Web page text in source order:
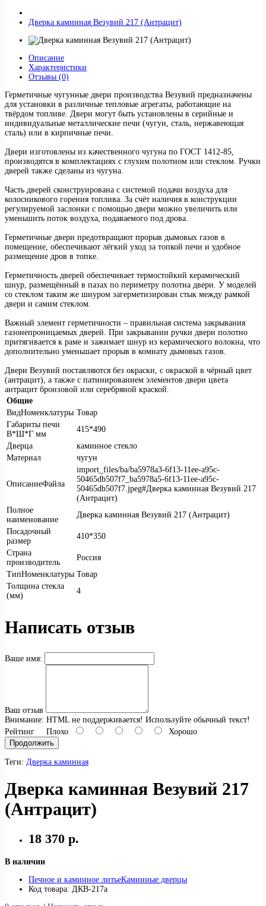
Дверка каминная Везувий 217 (Антрацит)
Описание
Характеристики
Отзывы (0)
Герметичные чугунные двери производства Везувий предназначены
для установки в различные тепловые агрегаты, работающие на
твёрдом топливе. Двери могут быть установлены в серийные и
индивидуальные металлические печи (чугун, сталь, нержавеющая
сталь) или в кирпичные печи.
Двери изготовлены из качественного чугуна по ГОСТ 1412-85,
производятся в комплектациях с глухим полотном или стеклом. Ручки
дверей также сделаны из чугуна.
Часть дверей сконструирована с системой подачи воздуха для
колосникового горения топлива. За счёт наличия в конструкции
регулируемой заслонки с помощью двери можно увеличить или
уменьшить поток воздуха, подаваемого под дрова.
Герметичные двери предотвращают прорыв дымовых газов в
помещение, обеспечивают лёгкий уход за топкой печи и удобное
размещение дров в топке.
Герметичность дверей обеспечивает термостойкий керамический
шнур, размещённый в пазах по периметру полотна двери. У моделей
со стеклом таким же шнуром загерметизирован стык между рамкой
двери и самим стеклом.
Важный элемент герметичности – правильная система закрывания
газонепроницаемых дверей. При закрывании ручки двери полотно
притягивается к раме и зажимает шнур из керамического волокна, что
дополнительно уменьшает прорыв в комнату дымовых газов.
Двери Везувий поставляются без окраски, с окраской в чёрный цвет
(антрацит), а также с патинированием элементов двери цвета
антрацит бронзовой или серебряной краской.
Общие
ВидНоменклатуры Товар
Габариты печи
В*Ш*Г мм
415*490
Дверца
каминное стекло
Материал
чугун
ОписаниеФайла
import_files/ba/ba5978a3-6f13-11ee-a95c-
50465db507f7_ba5978a5-6f13-11ee-a95c-
50465db507f7.jpeg#Дверка каминная Везувий 217
(Антрацит)
Полное
наименование
Дверка каминная Везувий 217 (Антрацит)
Посадочный
размер
410*350
Страна
производитель
Россия
ТипНоменклатуры Товар
Толщина стекла
(мм)
4
Написать отзыв
Ваше имя:
Ваш отзыв
Внимание: HTML не поддерживается! Используйте обычный текст!
Рейтинг Плохо
Хорошо
Продолжить
Теги: Дверка каминная
Дверка каминная Везувий 217
(Антрацит)
18 370 р.
В наличии
Печное и каминное литьеКаминные дверцы
Код товара: ДКВ-217а